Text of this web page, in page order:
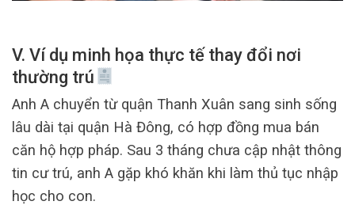
V. Ví dụ minh họa thực tế thay đổi nơi
thường trú
Anh A chuyển từ quận Thanh Xuân sang sinh sống
lâu dài tại quận Hà Đông, có hợp đồng mua bán
căn hộ hợp pháp. Sau 3 tháng chưa cập nhật thông
tin cư trú, anh A gặp khó khăn khi làm thủ tục nhập
học cho con.